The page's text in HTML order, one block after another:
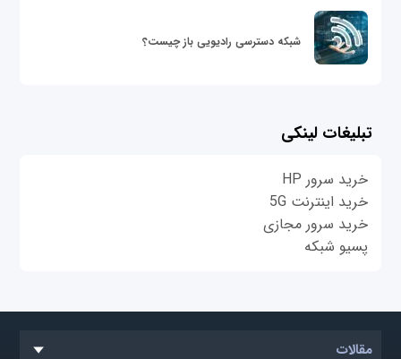
شبکه دسترسی رادیویی باز چیست؟
تبلیغات لینکی
خرید سرور HP
خرید اینترنت 5G
خرید سرور مجازی
پسیو شبکه
مقالات